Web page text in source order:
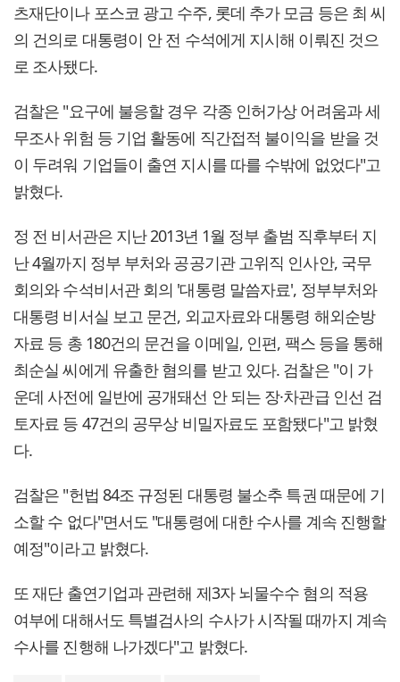
츠재단이나 포스코 광고 수주, 롯데 추가 모금 등은 최 씨
의 건의로 대통령이 안 전 수석에게 지시해 이뤄진 것으
로 조사됐다.
검찰은 "요구에 불응할 경우 각종 인허가상 어려움과 세
무조사 위험 등 기업 활동에 직간접적 불이익을 받을 것
이 두려워 기업들이 출연 지시를 따를 수밖에 없었다"고
밝혔다.
정 전 비서관은 지난 2013년 1월 정부 출범 직후부터 지
난 4월까지 정부 부처와 공공기관 고위직 인사안, 국무
회의와 수석비서관 회의 '대통령 말씀자료', 정부부처와
대통령 비서실 보고 문건, 외교자료와 대통령 해외순방
자료 등 총 180건의 문건을 이메일, 인편, 팩스 등을 통해
최순실 씨에게 유출한 혐의를 받고 있다. 검찰은 "이 가
운데 사전에 일반에 공개돼선 안 되는 장·차관급 인선 검
토자료 등 47건의 공무상 비밀자료도 포함됐다"고 밝혔
다.
검찰은 "헌법 84조 규정된 대통령 불소추 특권 때문에 기
소할 수 없다"면서도 "대통령에 대한 수사를 계속 진행할
예정"이라고 밝혔다.
또 재단 출연기업과 관련해 제3자 뇌물수수 혐의 적용
여부에 대해서도 특별검사의 수사가 시작될 때까지 계속
수사를 진행해 나가겠다"고 밝혔다.